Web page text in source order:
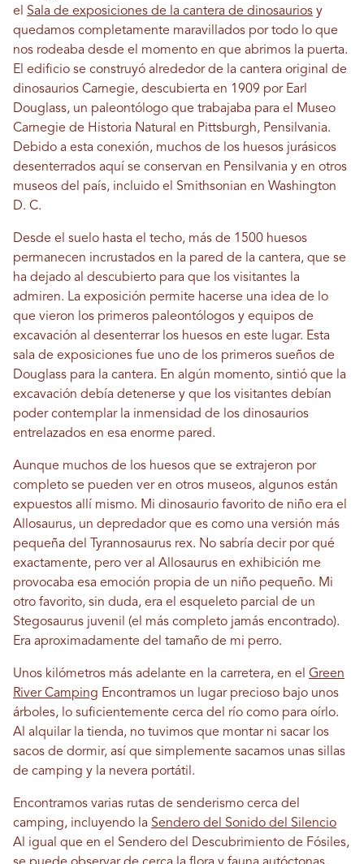
el Sala de exposiciones de la cantera de dinosaurios y
quedamos completamente maravillados por todo lo que
nos rodeaba desde el momento en que abrimos la puerta.
El edificio se construyó alrededor de la cantera original de
dinosaurios Carnegie, descubierta en 1909 por Earl
Douglass, un paleontólogo que trabajaba para el Museo
Carnegie de Historia Natural en Pittsburgh, Pensilvania.
Debido a esta conexión, muchos de los huesos jurásicos
desenterrados aquí se conservan en Pensilvania y en otros
museos del país, incluido el Smithsonian en Washington
D. C.
Desde el suelo hasta el techo, más de 1500 huesos
permanecen incrustados en la pared de la cantera, que se
ha dejado al descubierto para que los visitantes la
admiren. La exposición permite hacerse una idea de lo
que vieron los primeros paleontólogos y equipos de
excavación al desenterrar los huesos en este lugar. Esta
sala de exposiciones fue uno de los primeros sueños de
Douglass para la cantera. En algún momento, sintió que la
excavación debía detenerse y que los visitantes debían
poder contemplar la inmensidad de los dinosaurios
entrelazados en esa enorme pared.
Aunque muchos de los huesos que se extrajeron por
completo se pueden ver en otros museos, algunos están
expuestos allí mismo. Mi dinosaurio favorito de niño era el
Allosaurus, un depredador que es como una versión más
pequeña del Tyrannosaurus rex. No sabría decir por qué
exactamente, pero ver al Allosaurus en exhibición me
provocaba esa emoción propia de un niño pequeño. Mi
otro favorito, sin duda, era el esqueleto parcial de un
Stegosaurus juvenil (el más completo jamás encontrado).
Era aproximadamente del tamaño de mi perro.
Unos kilómetros más adelante en la carretera, en el Green
River Camping Encontramos un lugar precioso bajo unos
árboles, lo suficientemente cerca del río como para oírlo.
Al alquilar la tienda, no tuvimos que montar ni sacar los
sacos de dormir, así que simplemente sacamos unas sillas
de camping y la nevera portátil.
Encontramos varias rutas de senderismo cerca del
camping, incluyendo la Sendero del Sonido del Silencio
Al igual que en el Sendero del Descubrimiento de Fósiles,